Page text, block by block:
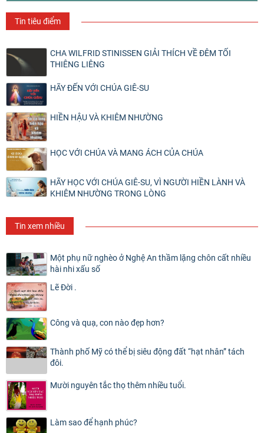
Tin tiêu điểm
CHA WILFRID STINISSEN GIẢI THÍCH VỀ ĐÊM TỐI
THIÊNG LIÊNG
HÃY ĐẾN VỚI CHÚA GIÊ-SU
HIỀN HẬU VÀ KHIÊM NHƯỜNG
HỌC VỚI CHÚA VÀ MANG ÁCH CỦA CHÚA
HÃY HỌC VỚI CHÚA GIÊ-SU, VÌ NGƯỜI HIỀN LÀNH VÀ
KHIÊM NHƯỜNG TRONG LÒNG
Tin xem nhiều
Một phụ nữ nghèo ở Nghệ An thầm lặng chôn cất nhiều
hài nhi xấu số
Lẽ Đời .
Công và quạ, con nào đẹp hơn?
Thành phố Mỹ có thể bị siêu động đất “hạt nhân” tách
đôi.
Mười nguyên tắc thọ thêm nhiều tuổi.
Làm sao để hạnh phúc?